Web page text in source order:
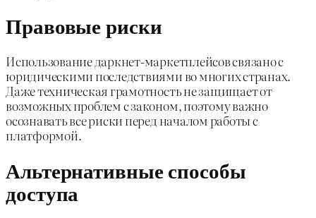
Правовые риски
Использование даркнет-маркетплейсов связано с
юридическими последствиями во многих странах.
Даже техническая грамотность не защищает от
возможных проблем с законом, поэтому важно
осознавать все риски перед началом работы с
платформой.
Альтернативные способы
доступа